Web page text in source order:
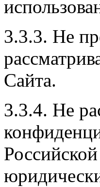
3.3.3. Не
Сайта.
3.3.4. Не